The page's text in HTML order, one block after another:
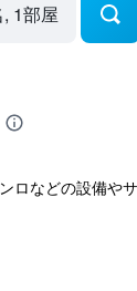
1​部屋
などの設備や